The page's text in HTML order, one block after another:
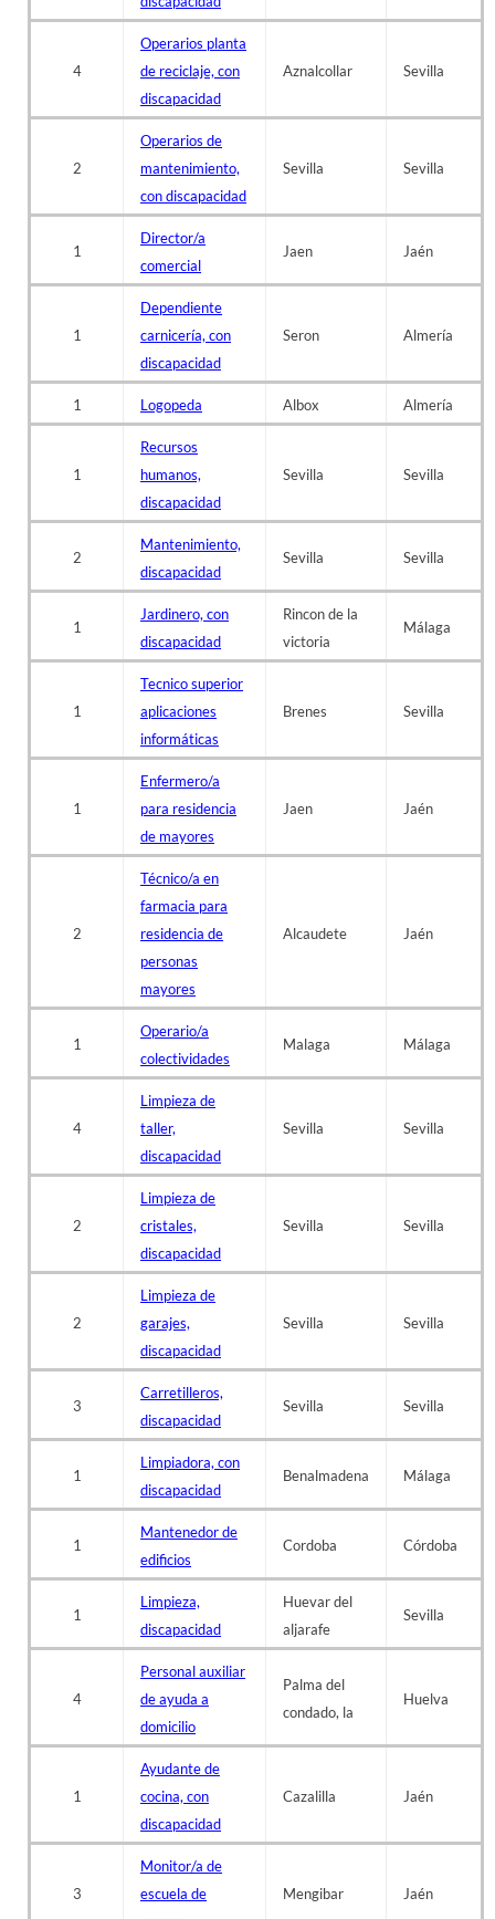
4
Operarios planta
de reciclaje, con
discapacidad
Aznalcollar Sevilla
2
Operarios de
mantenimiento,
con discapacidad
Sevilla Sevilla
1
Director/a
comercial
Jaen Jaén
1
Dependiente
carnicería, con
discapacidad
Seron Almería
1 Logopeda Albox Almería
1
Recursos
humanos,
discapacidad
Sevilla Sevilla
2
Mantenimiento,
discapacidad
Sevilla Sevilla
1
Jardinero, con
discapacidad
Rincon de la
victoria
Málaga
1
Tecnico superior
aplicaciones
informáticas
Brenes Sevilla
1
Enfermero/a
para residencia
de mayores
Jaen Jaén
2
Técnico/a en
farmacia para
residencia de
personas
mayores
Alcaudete Jaén
1
Operario/a
colectividades
Malaga Málaga
4
Limpieza de
taller,
discapacidad
Sevilla Sevilla
2
Limpieza de
cristales,
discapacidad
Sevilla Sevilla
2
Limpieza de
garajes,
discapacidad
Sevilla Sevilla
3
Carretilleros,
discapacidad
Sevilla Sevilla
1
Limpiadora, con
discapacidad
Benalmadena Málaga
1
Mantenedor de
edificios
Cordoba Córdoba
1
Limpieza,
discapacidad
Huevar del
aljarafe
Sevilla
4
Personal auxiliar
de ayuda a
domicilio
Palma del
condado, la
Huelva
1
Ayudante de
cocina, con
discapacidad
Cazalilla Jaén
3
Monitor/a de
escuela de
Mengibar Jaén